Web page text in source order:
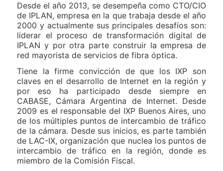
Desde el año 2013, se desempeña como CTO/CIO
de IPLAN, empresa en la que trabaja desde el año
2000 y actualmente sus principales desafíos son:
liderar el proceso de transformación digital de
IPLAN y por otra parte construir la empresa de
red mayorista de servicios de fibra óptica.
Tiene la firme convicción de que los IXP son
claves en el desarrollo de Internet en la región y
por eso ha participado desde siempre en
CABASE, Cámara Argentina de Internet. Desde
2009 es el responsable del IXP Buenos Aires, uno
de los múltiples puntos de intercambio de tráfico
de la cámara. Desde sus inicios, es parte también
de LAC-IX, organización que nuclea los puntos de
intercambio de tráfico en la región, donde es
miembro de la Comisión Fiscal.